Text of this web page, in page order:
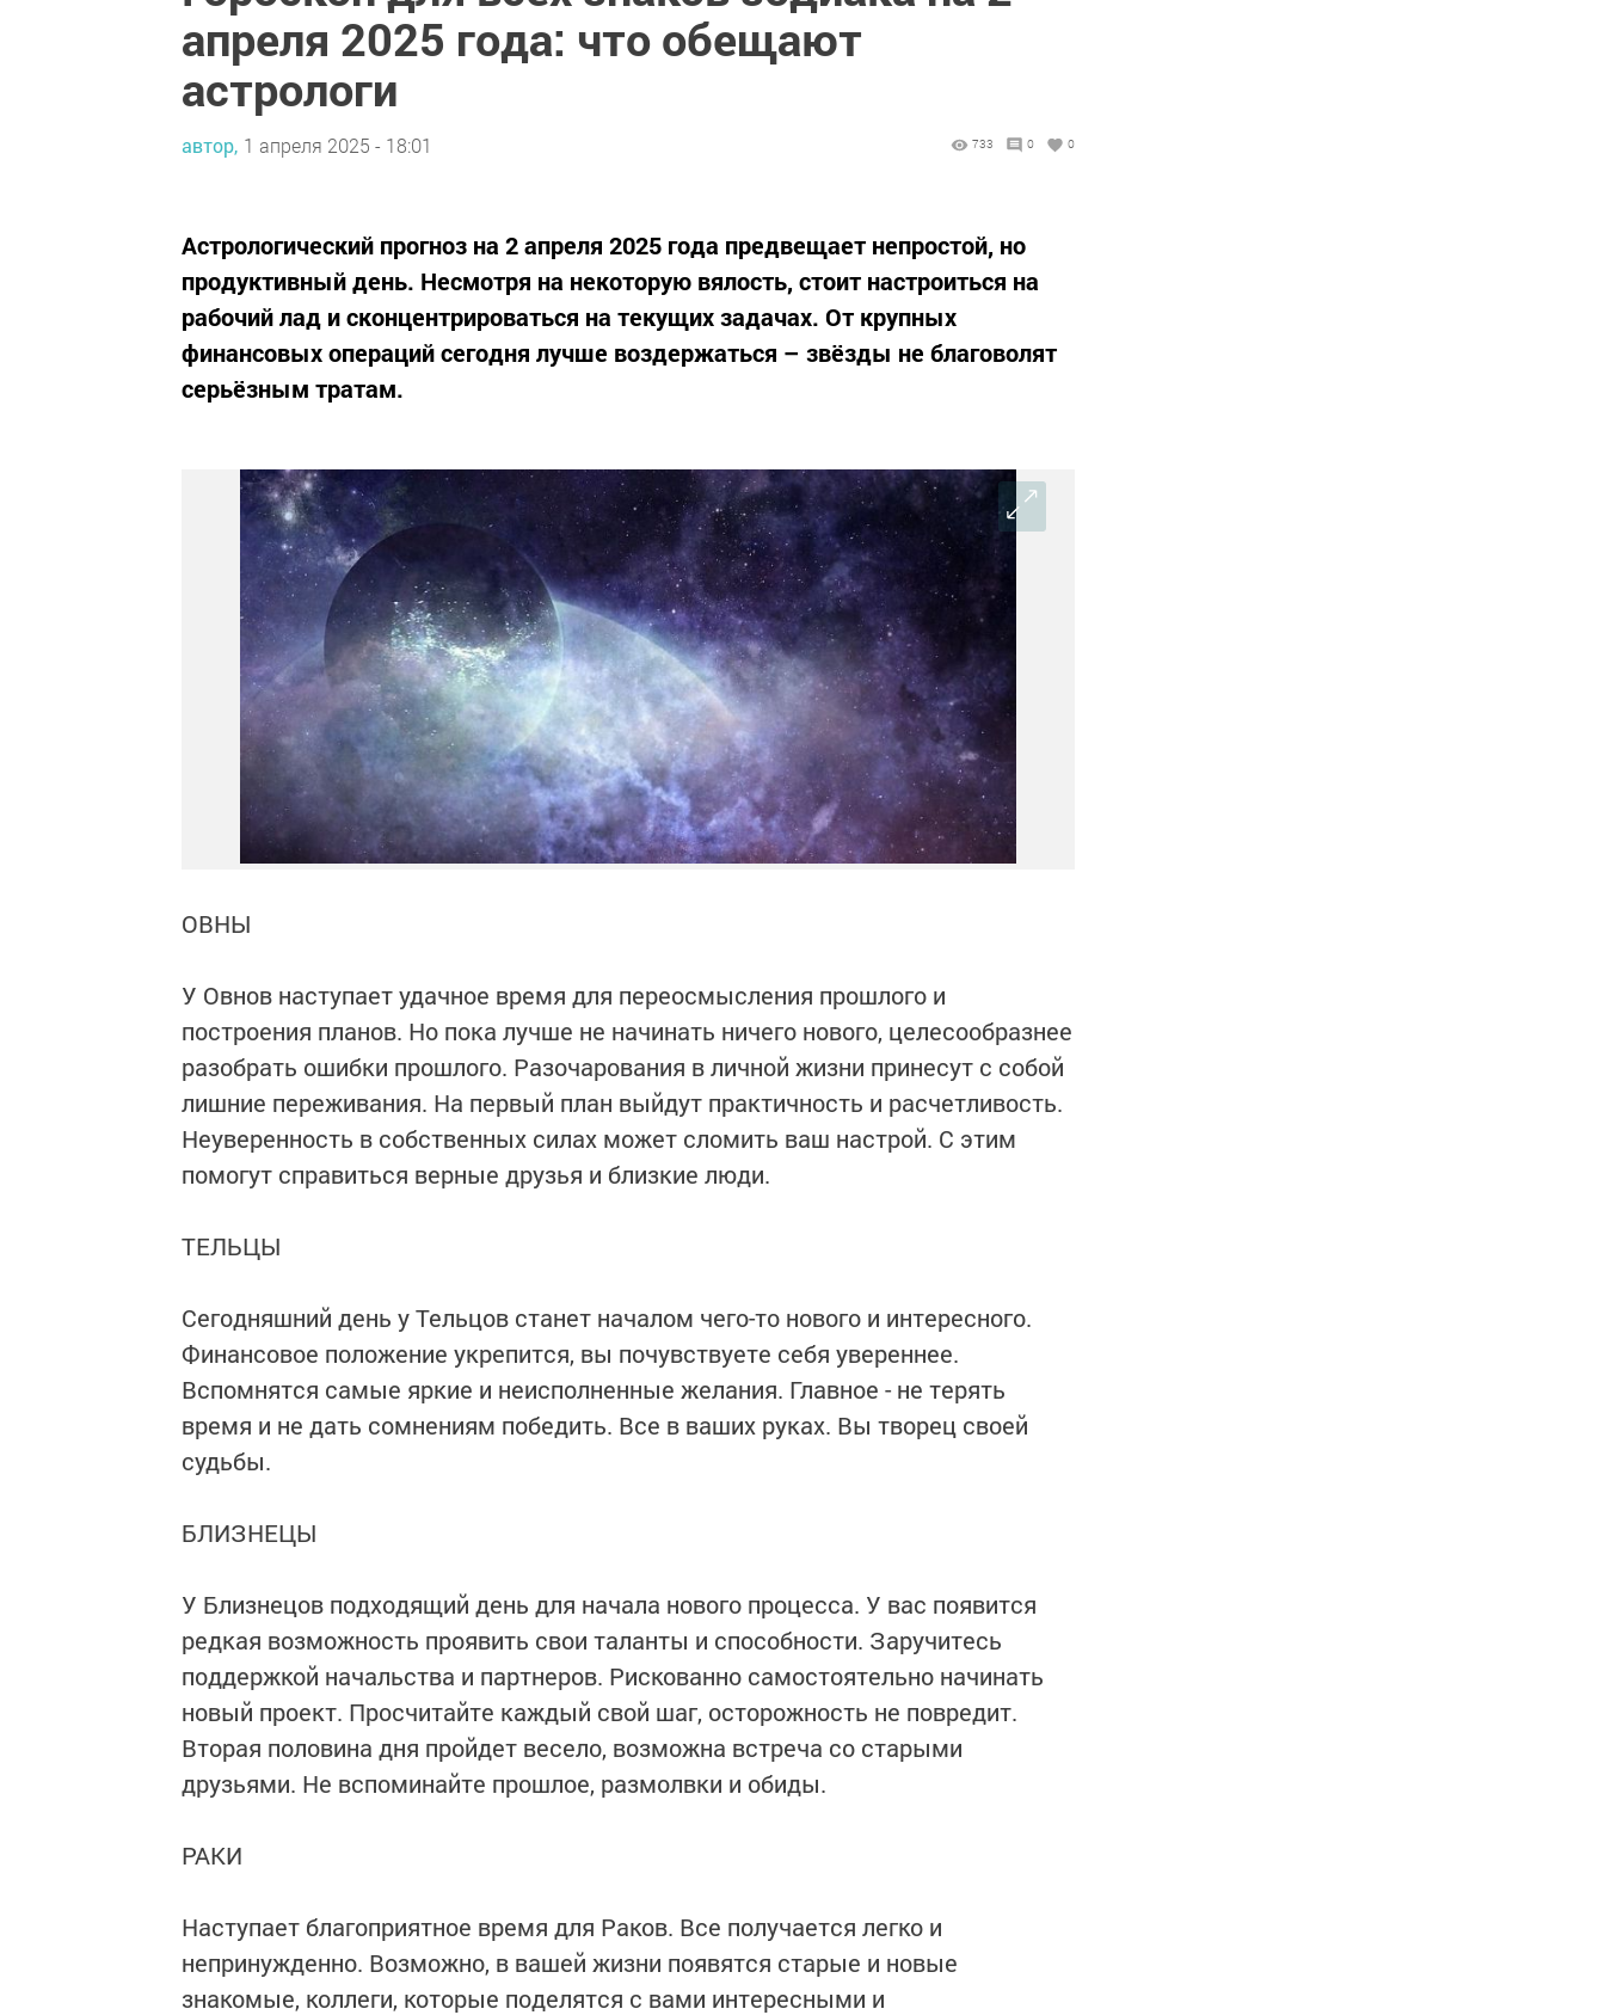
апреля 2025 года: что обещают
астрологи
автор, 1 апреля 2025 - 18:01 733 0 0
Астрологический прогноз на 2 апреля 2025 года предвещает непростой, но
продуктивный день. Несмотря на некоторую вялость, стоит настроиться на
рабочий лад и сконцентрироваться на текущих задачах. От крупных
финансовых операций сегодня лучше воздержаться – звёзды не благоволят
серьёзным тратам.
ОВНЫ
У Овнов наступает удачное время для переосмысления прошлого и
построения планов. Но пока лучше не начинать ничего нового, целесообразнее
разобрать ошибки прошлого. Разочарования в личной жизни принесут с собой
лишние переживания. На первый план выйдут практичность и расчетливость.
Неуверенность в собственных силах может сломить ваш настрой. С этим
помогут справиться верные друзья и близкие люди.
ТЕЛЬЦЫ
Сегодняшний день у Тельцов станет началом чего-то нового и интересного.
Финансовое положение укрепится, вы почувствуете себя увереннее.
Вспомнятся самые яркие и неисполненные желания. Главное - не терять
время и не дать сомнениям победить. Все в ваших руках. Вы творец своей
судьбы.
БЛИЗНЕЦЫ
У Близнецов подходящий день для начала нового процесса. У вас появится
редкая возможность проявить свои таланты и способности. Заручитесь
поддержкой начальства и партнеров. Рискованно самостоятельно начинать
новый проект. Просчитайте каждый свой шаг, осторожность не повредит.
Вторая половина дня пройдет весело, возможна встреча со старыми
друзьями. Не вспоминайте прошлое, размолвки и обиды.
РАКИ
Наступает благоприятное время для Раков. Все получается легко и
непринужденно. Возможно, в вашей жизни появятся старые и новые
знакомые, коллеги, которые поделятся с вами интересными и